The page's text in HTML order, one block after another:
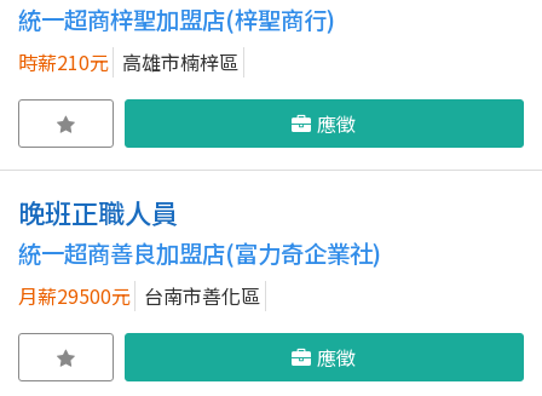
統一超商梓聖加盟店(梓聖商行)
時薪210元 高雄市楠梓區
應徵
晚班正職人員
統一超商善良加盟店(富力奇企業社)
月薪29500元 台南市善化區
應徵